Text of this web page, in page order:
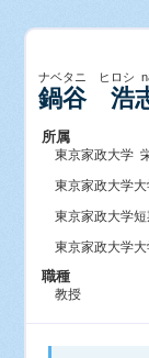
ナベタニ ヒロシ
鍋谷 浩
所属
東京家政大学
東京家政大学
東京家政大学
東京家政大学
職種
教授